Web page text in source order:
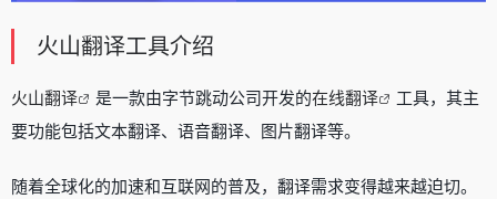
火山翻译工具介绍
火山翻译 是一款由字节跳动公司开发的在线翻译
工具，其主
要功能包括文本翻译、语音翻译、图片翻译等。
随着全球化的加速和互联网的普及，翻译需求变得越来越迫切。